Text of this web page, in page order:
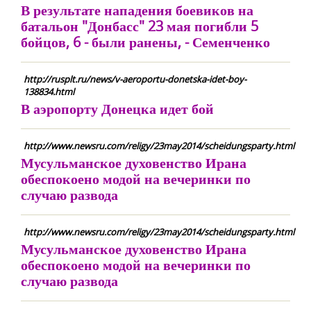
В результате нападения боевиков на
батальон "Донбасс" 23 мая погибли 5
бойцов, 6 - были ранены, - Семенченко
http://rusplt.ru/news/v-aeroportu-donetska-idet-boy-
138834.html
В аэропорту Донецка идет бой
http://www.newsru.com/religy/23may2014/scheidungsparty.html
Мусульманское духовенство Ирана
обеспокоено модой на вечеринки по
случаю развода
http://www.newsru.com/religy/23may2014/scheidungsparty.html
Мусульманское духовенство Ирана
обеспокоено модой на вечеринки по
случаю развода